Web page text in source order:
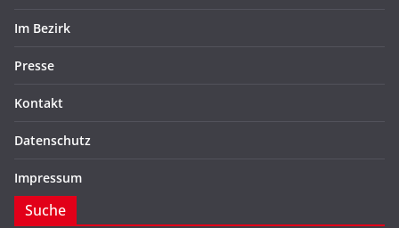
Im Bezirk
Presse
Kontakt
Datenschutz
Impressum
Suche